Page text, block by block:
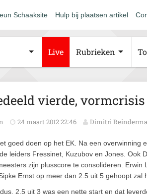
Schaaksite Hulp bij plaatsen artikel
Live Rubrieken
vierde,
24 maart 2012 22:46 Dimitri
goed doen op het EK. Na een
leiders Fressinet, Kuzubov en Jones. Ook
zijn plusscore te consolideren. Erwin
Ernst op meer dan 2.5 uit 5 gehoopt
2.5 uit 3 was een nette start en dat